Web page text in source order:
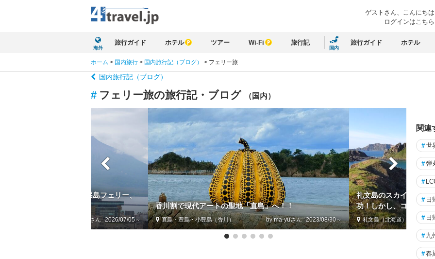
ゲストさん、 こんにちは
ログインはこちら
海外
旅行ガイド ホテル ツアー Wi-Fi 旅行記
国内
旅行ガイド ホテル
ホーム > 国内旅行 > 国内旅行記（ブログ） > フェリー旅
国内旅行記（ブログ）
# フェリー旅の旅行記・ブログ （国内）
香川割で現代アートの聖地「直島」へ！！
直島・豊島・小豊島（香川） by ma-yu 2023/08/30～
礼文島のスカイ岬は色
功！しかし、コロナの
礼文島（北海道）
テルに泊まって仙厳園、桜島フェリー、
2026/07/05～
関連
#世
#弾
#
# 日
# 日
# 九
#春